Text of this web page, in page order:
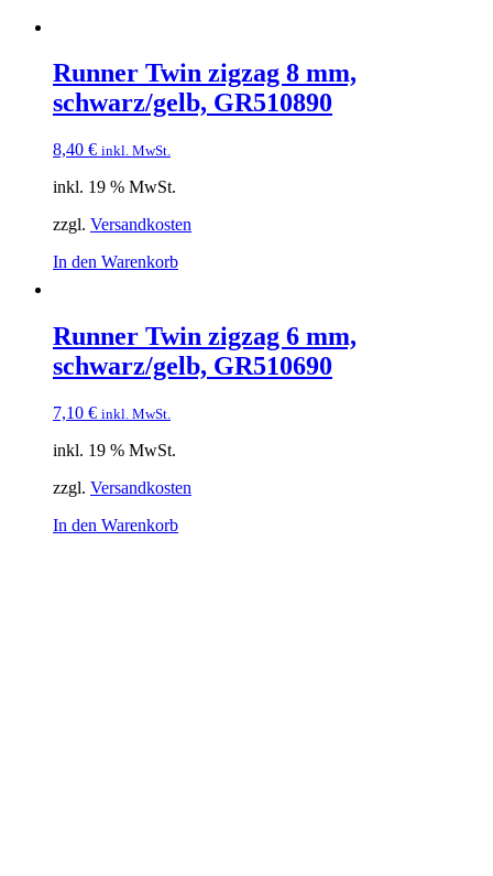
Runner Twin zigzag 8 mm,
schwarz/gelb, GR510890
8,40 € inkl. MwSt.
inkl. 19 % MwSt.
zzgl. Versandkosten
In den Warenkorb
Runner Twin zigzag 6 mm,
schwarz/gelb, GR510690
7,10 € inkl. MwSt.
inkl. 19 % MwSt.
zzgl. Versandkosten
In den Warenkorb